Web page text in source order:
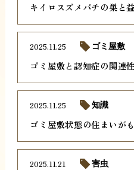
キイロスズメバチの巣と
ゴミ屋敷と認知症の関連
2025.11.25 ゴミ屋敷
ゴミ屋敷状態の住まいが
2025.11.25 知識
2025.11.21 害虫